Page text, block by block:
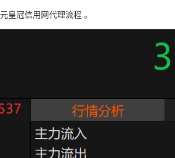
皇冠信用网代理流程 。